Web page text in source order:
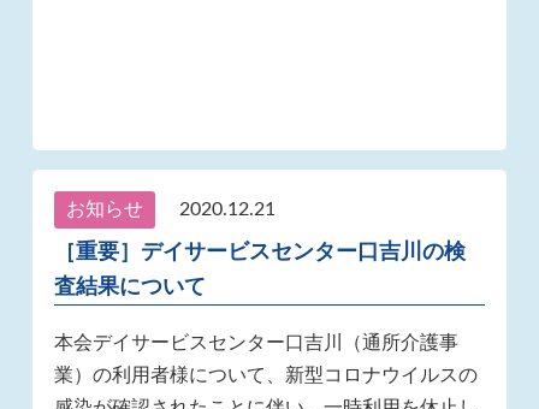
お知らせ 2020.12.21
［重要］デイサービスセンター口吉川の検
査結果について
本会デイサービスセンター口吉川（通所介護事
業）の利用者様について、新型コロナウイルスの